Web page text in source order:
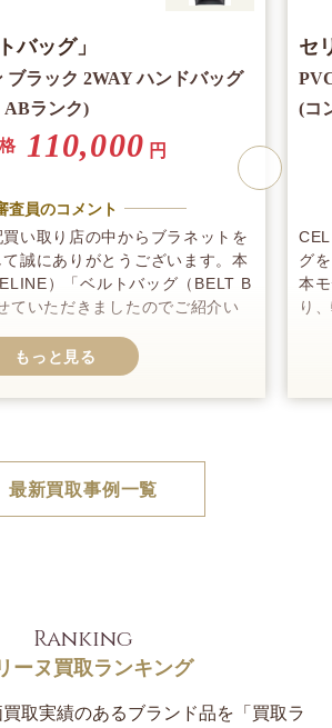
バッグ」
ブラック 2WAY ハンドバッグ
ABランク)
110,000 円
査員のコメント
い取り店の中からブラネットを
誠にありがとうございます。本
）「ベルトバッグ（BELT B
ていただきましたのでご紹介い
にも優れていることから実用的
あります。これまでに発売され
、ライフスタイルに合わせて選
たしました。
セ
(コ
グ
本
り
定
最新買取事例一覧
Ranking
ーヌ買取ランキング
取実績のあるブランド品を「買取ラ